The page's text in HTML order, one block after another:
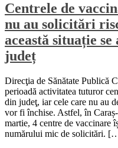
Centrele de
nu au solicitări
această situație
județ
Direcţia de Sănătate Publică
perioadă activitatea tuturor
din judeţ, iar cele care nu au
vor fi închise. Astfel, în
martie, 4 centre de vaccinare
numărului mic de solicitări.